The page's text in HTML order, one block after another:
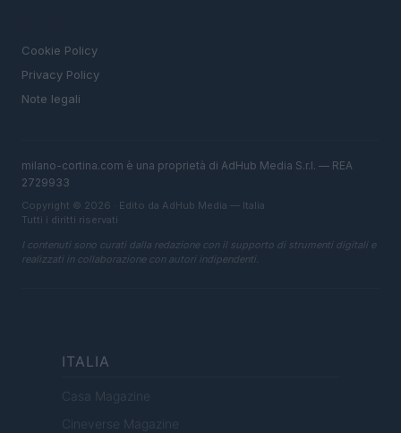
Cookie Policy
Privacy Policy
Note legali
milano-cortina.com è una proprietà di AdHub Media S.r.l. — REA
2729933
Copyright © 2026 · Edito da AdHub Media — Italia
Tutti i diritti riservati
I contenuti sono curati dalla redazione con il supporto di strumenti digitali e
realizzati in collaborazione con autori indipendenti.
ITALIA
Casa Magazine
Cineverse Magazine